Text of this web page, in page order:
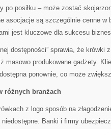
po posiłku – może zostać
asocjacje są szczególnie cenne w
jest kluczowe dla sukcesu
dostępności” sprawia, że krówki
masowo produkowane gadżety.
ponownie, co może
różnych branżach
z logo sposób na
Banki i firmy